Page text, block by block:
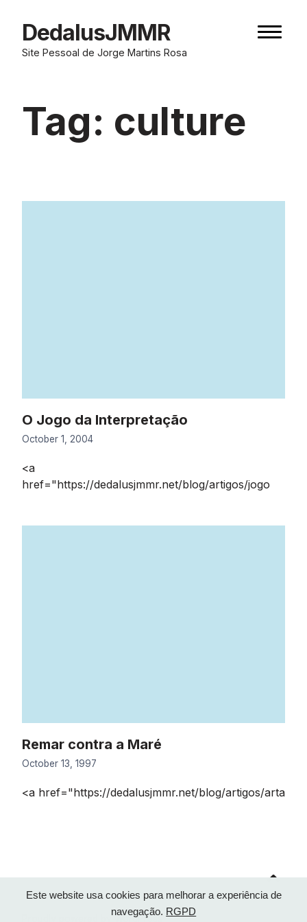
Este website usa cookies para melhorar a experiência de
navegação. RGPD
contentDedalusJMMR
Site Pessoal de Jorge Martins Rosa
Tag: culture
O Jogo da Interpretação
October 1, 2004
<a
href="https://dedalusjmmr.net/blog/artigos/jogo
Remar contra a Maré
October 13, 1997
<a href="https://dedalusjmmr.net/blog/artigos/arta
to
top
Proudly powered by WordPress